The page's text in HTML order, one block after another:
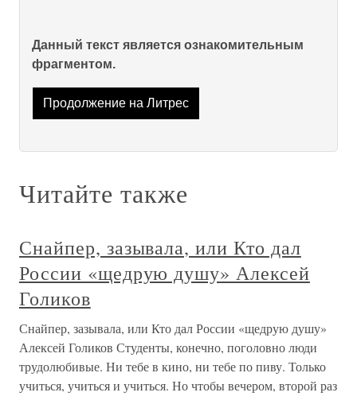
Данный текст является ознакомительным
фрагментом.
Продолжение на Литрес
Читайте также
Снайпер, зазывала, или Кто дал
России «щедрую душу» Алексей
Голиков
Снайпер, зазывала, или Кто дал России «щедрую душу»
Алексей Голиков Студенты, конечно, поголовно люди
трудолюбивые. Ни тебе в кино, ни тебе по пиву. Только
учиться, учиться и учиться. Но чтобы вечером, второй раз